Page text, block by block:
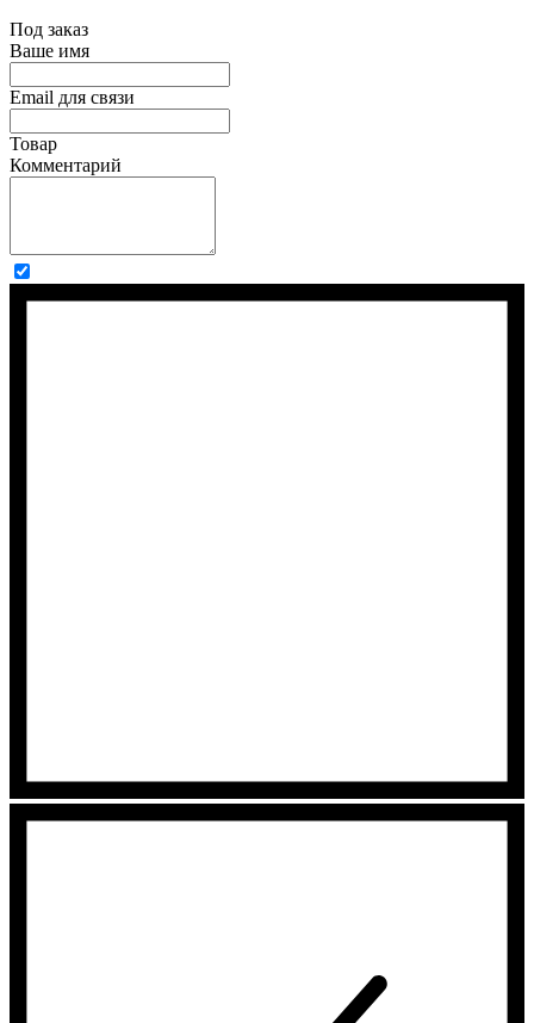
Под заказ
Ваше имя
Email для связи
Товар
Комментарий